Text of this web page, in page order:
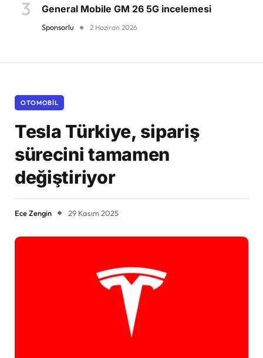
General Mobile GM 26 5G incelemesi
Sponsorlu 2 Haziran 2026
OTOMOBIL
Tesla Türkiye, sipariş
sürecini tamamen
değiştiriyor
Ece Zengin 29 Kasım 2025